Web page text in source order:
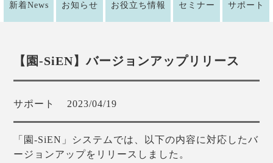
新着News お知らせ お役立ち情報 セミナー サポート
【園-SiEN】バージョンアップリリース
サポート 2023/04/19
「園-SiEN」システムでは、以下の内容に対応したバ
ージョンアップをリリースしました。